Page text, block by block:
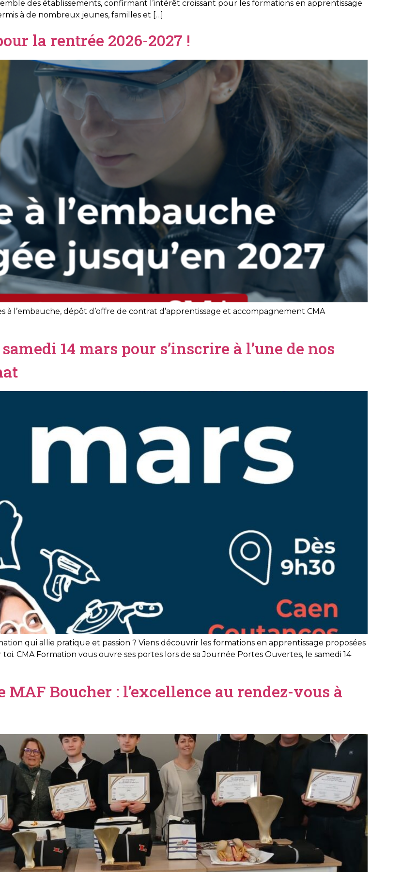
des établissements, confirmant l’intérêt croissant pour les formations en apprentissage
à de nombreux jeunes, familles et […]
la rentrée 2026-2027 !
à l’embauche, dépôt d’offre de contrat d’apprentissage et accompagnement CMA
14 mars pour s’inscrire à l’une de nos
qui allie pratique et passion ? Viens découvrir les formations en apprentissage proposées
CMA Formation vous ouvre ses portes lors de sa Journée Portes Ouvertes, le samedi 14
Boucher : l’excellence au rendez-vous à